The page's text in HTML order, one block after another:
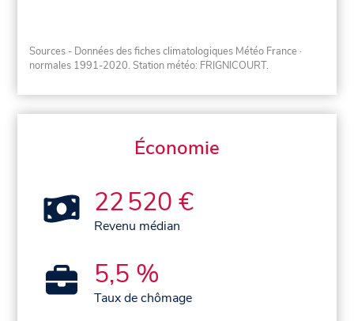
Sources - Données des fiches climatologiques Météo France ·
normales 1991-2020. Station météo: FRIGNICOURT.
Économie
22 520 €
Revenu médian
5,5 %
Taux de chômage